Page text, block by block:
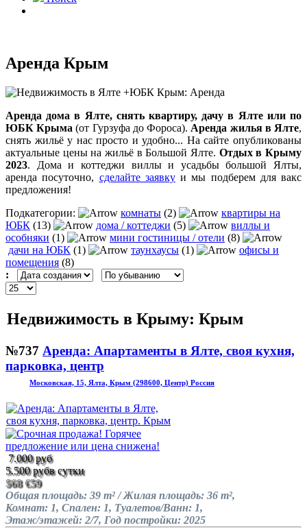
Аренда Крым
Аренда дома в Ялте, снять квартиру, дачу в Ялте или по
ЮБК Крыма (от Гурзуфа до Фороса). Аренда жилья в Ялте,
снять жильё у нас просто и удобно... На сайте опубликованы
актуальные цены на жильё в Большой Ялте. Отдых в Крыму
2023. Дома и коттеджи виллы и усадьбы большой Ялты,
аренда посуточно, сделайте заявкуи мы подберем для вакс
предложения!
Подкатегории:
комнаты (2)
квартиры на
ЮБК (13) дома / коттеджи (5)
виллы и
особняки (1) мини гостиницы / отели (8)
дачи на ЮБК (1) таунхаусы (1)
офисы и
помещения (8)
:
Недвижимость в Крыму: Крым
№737 Аренда: Апартаменты в Ялте, своя кухня,
парковка, центр
Московская, 15, Ялта, Крым (298600, Центр) Россия
7.000 руб
5.500 рубв сутки
$68 €59
Общая площадь: 39 m² / Жилая площадь: 36 m²,
Комнат: 1, Спален: 1, Туалетов/Ванн: 1,
Этаж/этажей: 2/7, Год постройки: 2025